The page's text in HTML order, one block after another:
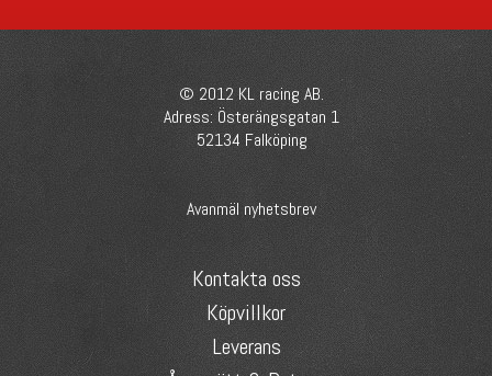
© 2012 KL racing AB.
Adress: Österängsgatan 1
52134 Falköping
Avanmäl nyhetsbrev
Kontakta oss
Köpvillkor
Leverans